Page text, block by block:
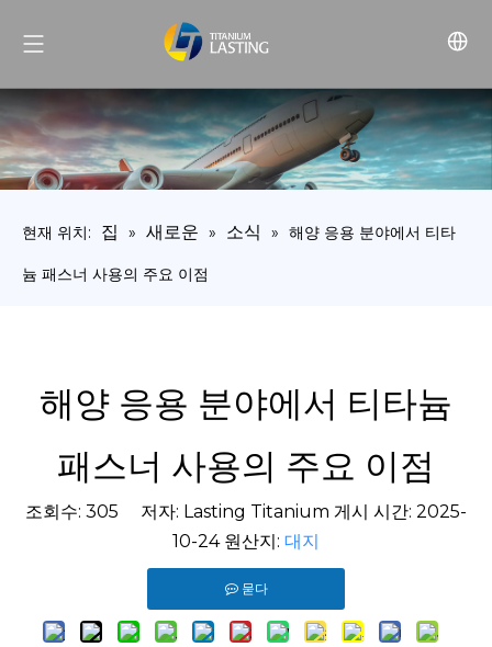
현재 위치: 집 » 새로운 » 소식 » 해양 응용 분야에서 티타
늄 패스너 사용의 주요 이점
해양 응용 분야에서 티타늄
패스너 사용의 주요 이점
조회수: 305 저자: Lasting Titanium 게시 시간: 2025-
10-24 원산지: 대지
묻다